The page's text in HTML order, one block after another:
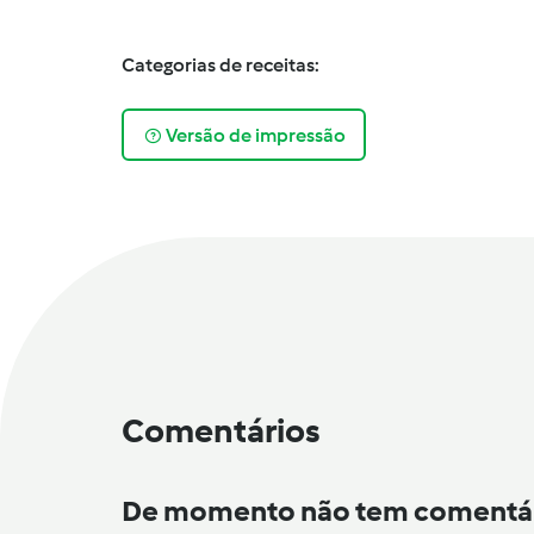
Categorias de receitas:
Versão de impressão
Comentários
De momento não tem